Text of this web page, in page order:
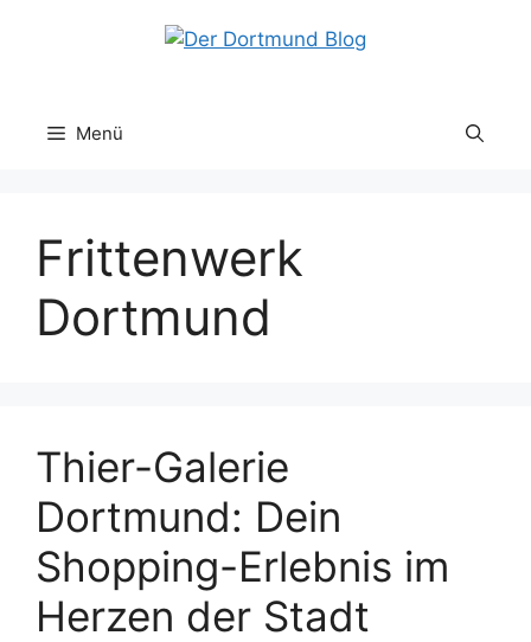
Menü
Frittenwerk
Dortmund
Thier-Galerie
Dortmund: Dein
Shopping-Erlebnis im
Herzen der Stadt